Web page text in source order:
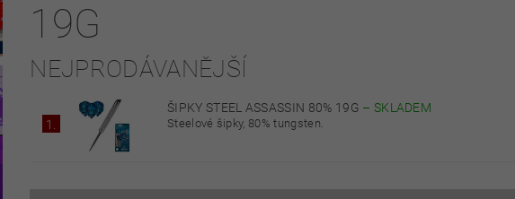
OBCHODNÍ PODMÍNKY
19G
NEJPRODÁVANĚJŠÍ
1.
ŠIPKY STEEL ASSASSIN 80% 19G – SKLADEM
Steelové šipky, 80% tungsten.